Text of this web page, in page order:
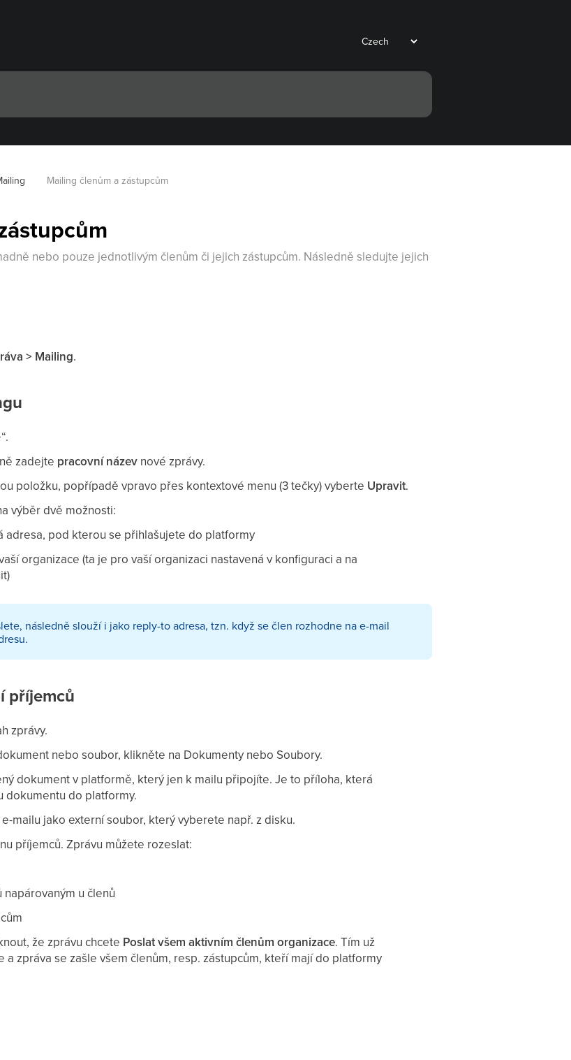
Mailing členům a zástupcům
nebo pouze jednotlivým členům či jejich zástupcům. Následně sledujte jejich
> Mailing.
“.
zadejte pracovní název nové zprávy.
položku, popřípadě vpravo přes kontextové menu (3 tečky) vyberte Upravit.
výběr dvě možnosti:
adresa, pod kterou se přihlašujete do platformy
organizace (ta je pro vaší organizaci nastavená v konfiguraci a na
následně slouží i jako reply-to adresa, tzn. když se člen rozhodne na e-mail
příjemců
zprávy.
nebo soubor, klikněte na Dokumenty nebo Soubory.
dokument v platformě, který jen k mailu připojíte. Je to příloha, která
dokumentu do platformy.
mailu jako externí soubor, který vyberete např. z disku.
příjemců. Zprávu můžete rozeslat:
u členů
že zprávu chcete Poslat všem aktivním členům organizace. Tím už
zpráva se zašle všem členům, resp. zástupcům, kteří mají do platformy